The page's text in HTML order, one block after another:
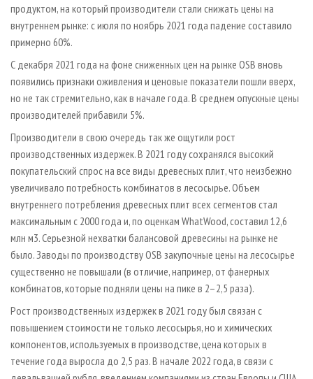
продуктом, на который производители стали снижать цены на
внутреннем рынке: с июля по ноябрь 2021 года падение составило
примерно 60%.
С декабря 2021 года на фоне сниженных цен на рынке OSB вновь
появились признаки оживления и ценовые показатели пошли вверх,
но не так стремительно, как в начале года. В среднем опускные цены
производителей прибавили 5%.
Производители в свою очередь так же ощутили рост
производственных издержек. В 2021 году сохранялся высокий
покупательский спрос на все виды древесных плит, что неизбежно
увеличивало потребность комбинатов в лесосырье. Объем
внутреннего потребления древесных плит всех сегментов стал
максимальным с 2000 года и, по оценкам WhatWood, составил 12,6
млн м3. Серьезной нехватки балансовой древесины на рынке не
было. Заводы по производству OSB закупочные цены на лесосырье
существенно не повышали (в отличие, например, от фанерных
комбинатов, которые подняли цены на пике в 2–2,5 раза).
Рост производственных издержек в 2021 году был связан с
повышением стоимости не только лесосырья, но и химических
компонентов, используемых в производстве, цена которых в
течение года выросла до 2,5 раз. В начале 2022 года, в связи с